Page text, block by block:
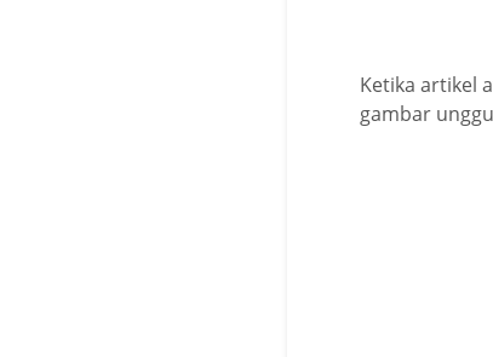
Ketika artikel
gambar